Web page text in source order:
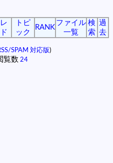
トピ
ック
RANK
ファイル
一覧
検
索
過
去
SPAM 対応版)
覧数 24